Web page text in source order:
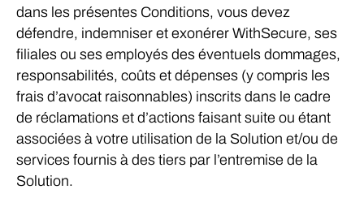
dans les présentes Conditions, vous devez
défendre, indemniser et exonérer WithSecure, ses
filiales ou ses employés des éventuels dommages,
responsabilités, coûts et dépenses (y compris les
frais d’avocat raisonnables) inscrits dans le cadre
de réclamations et d’actions faisant suite ou étant
associées à votre utilisation de la Solution et/ou de
services fournis à des tiers par l’entremise de la
Solution.